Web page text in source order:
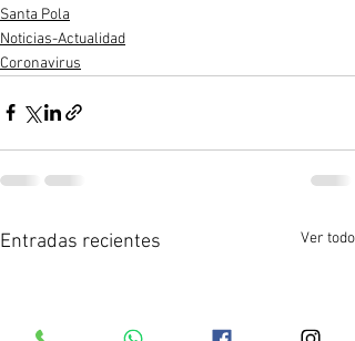
Santa Pola
Noticias-Actualidad
Coronavirus
Entradas recientes Ver todo